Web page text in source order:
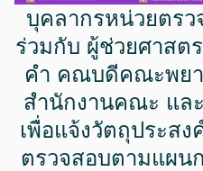
บุคลากรหน่วยตร
ร่วมกับ ผู้ช่วยศาสต
คำ คณบดีคณะพย
สำนักงานคณะ แล
เพื่อแจ้งวัตถุประส
ตรวจสอบตามแผน